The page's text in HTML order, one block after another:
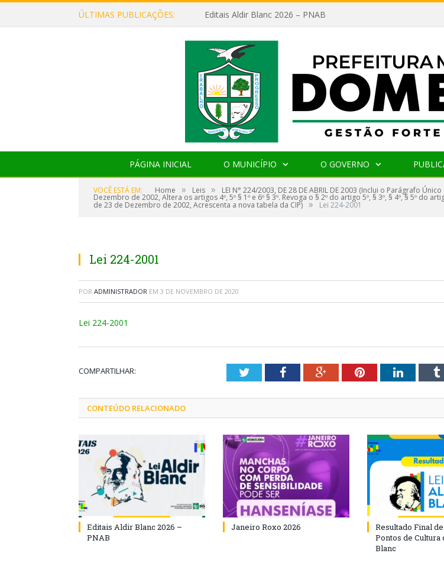
ÚLTIMAS PUBLICAÇÕES: Editais Aldir Blanc 2026 – PNAB
PÁGINA INICIAL O MUNICÍPIO O GOVERNO
VOCÊ ESTÁ EM: Home » Leis » LEI N° 224/2003, DE 28 DE ABRIL DE 2003 (Inclui o Parágrafo
Dezembro de 2002, Altera os artigos 4º, 5º § 1º e 6º § 3º. Revoga o § 2º do artigo 5º, § 3º, § 4º, § 5º do
de 23 de Dezembro de 2002, Acrescenta a nova tabela da CIP) » Lei 224-2001
Lei 224-2001
POR ADMINISTRADOR EM 3 DE NOVEMBRO DE 2020
Lei 224-2001
COMPARTILHAR: TwitterFacebookGoogle+PinterestLinkedIn
CONTEÚDO RELACIONADO
Editais Aldir Blanc 2026 –
PNAB
Janeiro Roxo 2026
Resultado Final
Pontos de
Blanc